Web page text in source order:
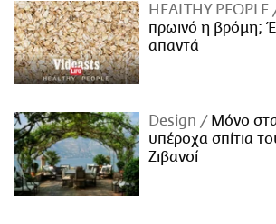
HEALTHY PEOPLE
πρωινό η βρόμη;
απαντά
Design
Μόνο στα
υπέροχα σπίτια
Ζιβανσί